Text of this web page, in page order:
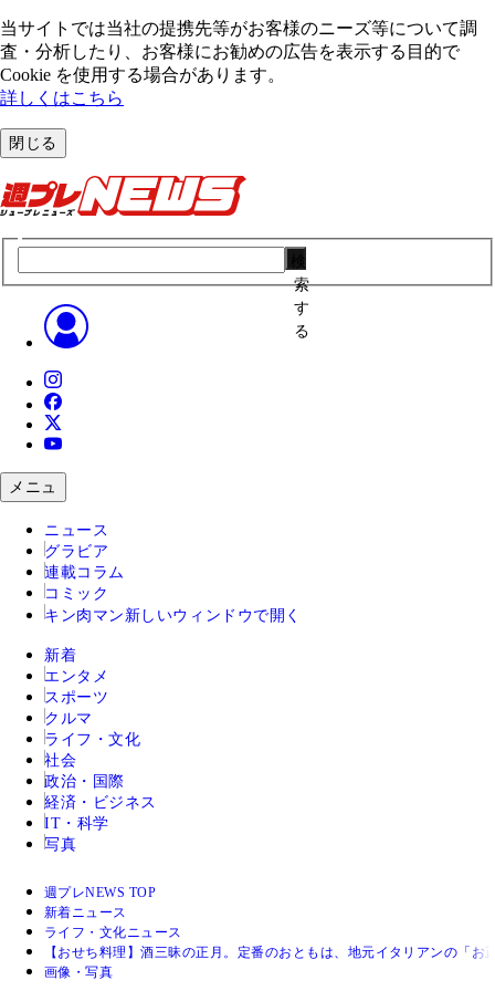
当サイトでは当社の提携先等がお客様のニーズ等について調
査・分析したり、お客様にお勧めの広告を表⽰する⽬的で
Cookie を使⽤する場合があります。
詳しくはこちら
閉じる
索
す
る
メニュ
ニュース
グラビア
連載コラム
コミック
キン肉マン 新しいウィンドウで開く
新着
エンタメ
スポーツ
クルマ
ライフ・文化
社会
政治・国際
経済・ビジネス
IT・科学
写真
週プレNEWS TOP
新着ニュース
ライフ・文化ニュース
【おせち料理】酒三昧の正月。定番のおともは、地元イタリアンの「
画像・写真